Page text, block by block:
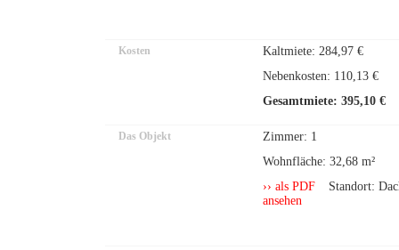
Kosten
Kaltmiete: 284,97 €
Nebenkosten: 110,13 €
Gesamtmiete: 395,10 €
Das Objekt
Zimmer: 1
Wohnfläche: 32,68 m²
Standort:
›› als PDF
ansehen